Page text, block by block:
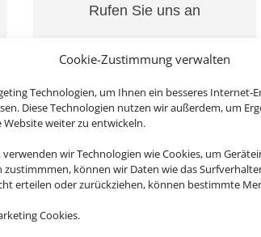
Cookie-Zustimmung verwalten
Technologien, um Ihnen ein besseres Internet-
Diese Technologien nutzen wir außerdem, um
weiter zu entwickeln.
wir Technologien wie Cookies, um
zustimmmen, können wir Daten wie das
erteilen oder zurückziehen, können bestimmte
Cookies.
Rufen Sie uns an